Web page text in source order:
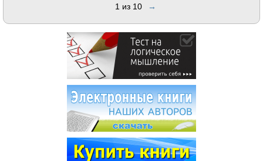
1 из 10 →